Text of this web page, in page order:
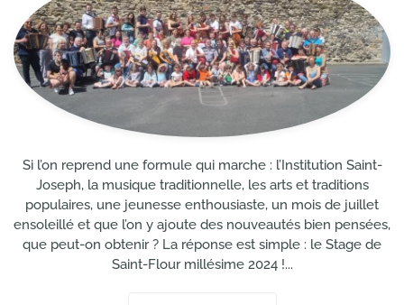
Si l’on reprend une formule qui marche : l’Institution Saint-
Joseph, la musique traditionnelle, les arts et traditions
populaires, une jeunesse enthousiaste, un mois de juillet
ensoleillé et que l’on y ajoute des nouveautés bien pensées,
que peut-on obtenir ? La réponse est simple : le Stage de
Saint-Flour millésime 2024 !...